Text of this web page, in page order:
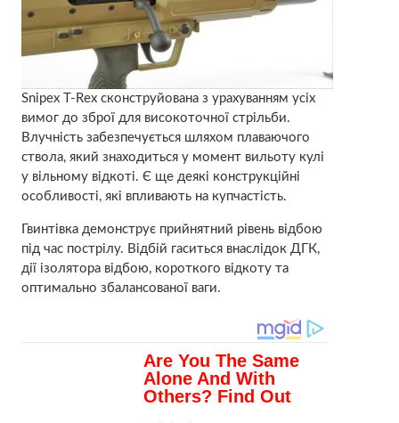
Snipex T-Rex сконструйована з урахуванням усіх
вимог до зброї для високоточної стрільби.
Влучність забезпечується шляхом плаваючого
ствола, який знаходиться у момент вильоту кулі
у вільному відкоті. Є ще деякі конструкційні
особливості, які впливають на купчастість.
Гвинтівка демонструє прийнятний рівень відбою
під час пострілу. Відбій гаситься внаслідок ДГК,
дії ізолятора відбою, короткого відкоту та
оптимально збалансованої ваги.